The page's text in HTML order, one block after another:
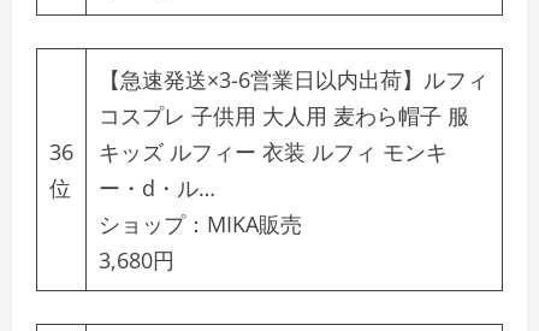
36
位
【急速発送×3-6営業日以内出荷】ルフィ
コスプレ 子供用 大人用 麦わら帽子 服
キッズ ルフィー 衣装 ルフィ モンキ
ー・d・ル…
ショップ： MIKA販売
3,680円